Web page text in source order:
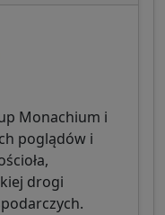
Monachium i
poglądów i
drogi